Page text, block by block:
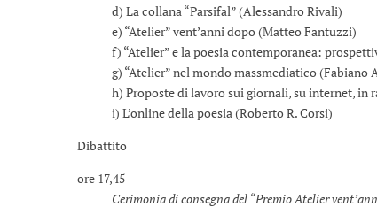
d) La collana “Parsifal” (Alessandro Rivali)
e) “Atelier” vent’anni dopo (Matteo Fantuzzi)
f) “Atelier” e la poesia contemporanea:
g) “Atelier” nel mondo massmediatico (Fabiano
h) Proposte di lavoro sui giornali, su internet, in
i) L’online della poesia (Roberto R. Corsi)
Dibattito
ore 17,45
Cerimonia di consegna del “Premio Atelier